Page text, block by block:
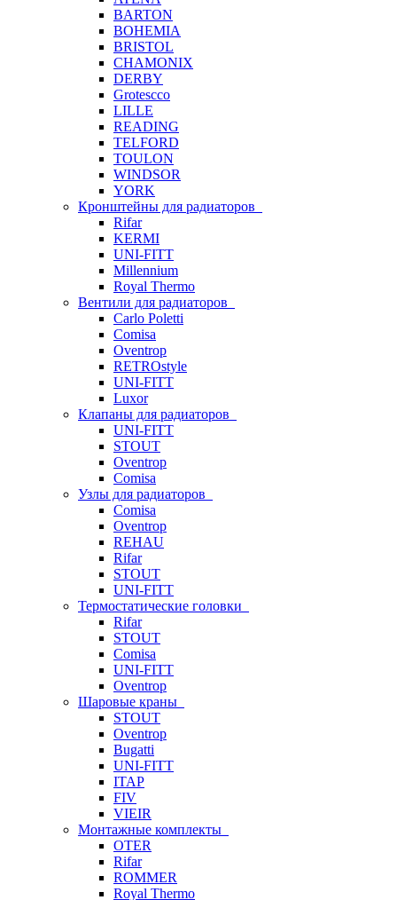
BARTON
BOHEMIA
BRISTOL
CHAMONIX
DERBY
Grotescco
LILLE
READING
TELFORD
TOULON
WINDSOR
YORK
Кронштейны для радиаторов
Rifar
KERMI
UNI-FITT
Millennium
Royal Thermo
Вентили для радиаторов
Carlo Poletti
Comisa
Oventrop
RETROstyle
UNI-FITT
Luxor
Клапаны для радиаторов
UNI-FITT
STOUT
Oventrop
Comisa
Узлы для радиаторов
Comisa
Oventrop
REHAU
Rifar
STOUT
UNI-FITT
Термостатические головки
Rifar
STOUT
Comisa
UNI-FITT
Oventrop
Шаровые краны
STOUT
Oventrop
Bugatti
UNI-FITT
ITAP
FIV
VIEIR
Монтажные комплекты
OTER
Rifar
ROMMER
Royal Thermo